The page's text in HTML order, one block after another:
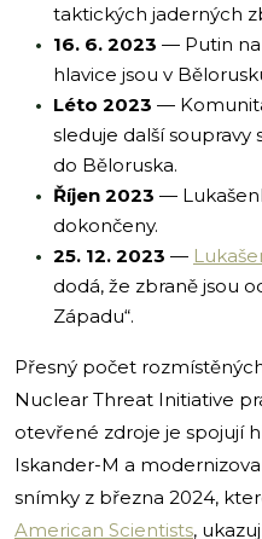
taktických jaderných
16. 6. 2023 — Putin na
hlavice jsou v
Léto 2023 —
sleduje další soupravy
do Běloruska.
Říjen 2023 —
dokončeny.
25. 12. 2023 —
dodá, že zbraně jsou
Západu“.
Přesný počet
Nuclear Threat Initiative
otevřené zdroje je spojují
Iskander-M a
snímky z března 2024,
American Scientists,